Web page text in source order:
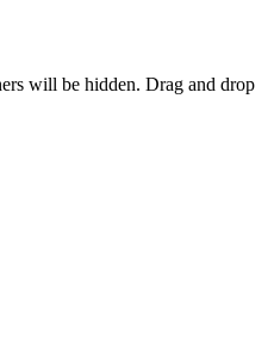
will be hidden. Drag and drop